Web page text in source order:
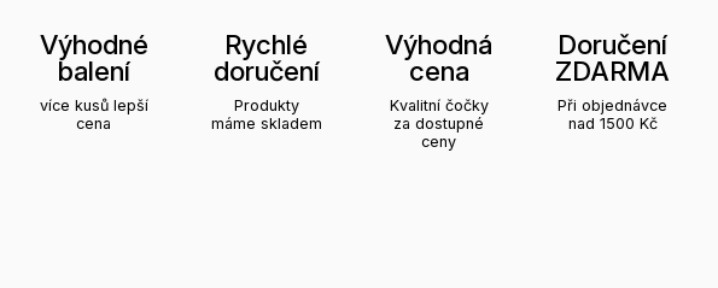
Výhodné
balení
více kusů lepší
cena
Rychlé
doručení
Produkty
máme skladem
Výhodná
cena
Kvalitní čočky
za dostupné
ceny
Doručení
ZDARMA
Při objednávce
nad 1500 Kč